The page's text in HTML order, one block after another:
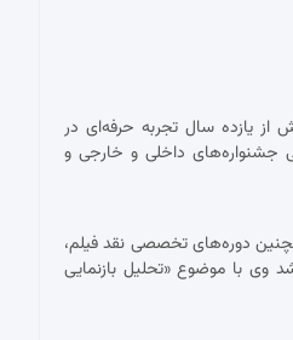
از یازده سال تجربه حرفه‌ای در
جشنواره‌های داخلی و خارجی و
دوره‌های تخصصی نقد فیلم،
وی با موضوع «تحلیل بازنمایی